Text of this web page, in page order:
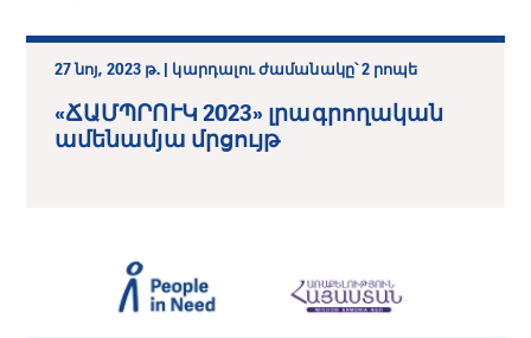
27 նոյ, 2023 թ. | կարդալու ժամանակը՝ 2 րոպե
«ՃԱՄՊՐՈՒԿ 2023» լրագրողական
ամենամյա մրցույթ